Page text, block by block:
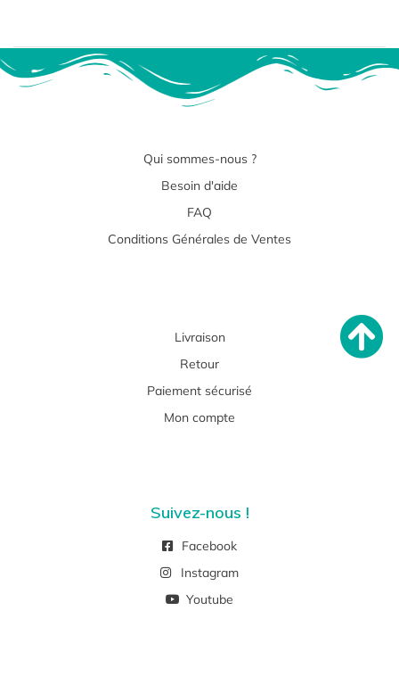
Qui sommes-nous ?
Besoin d'aide
FAQ
Conditions Générales de Ventes
Livraison
Retour
Paiement sécurisé
Mon compte
Suivez-nous !
Facebook
Instagram
Youtube